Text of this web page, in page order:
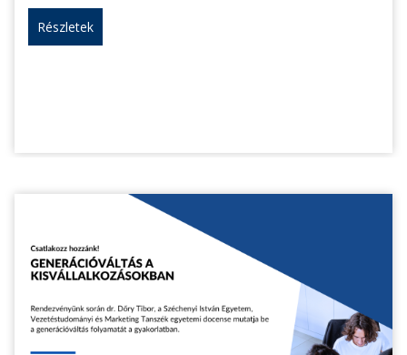
Részletek